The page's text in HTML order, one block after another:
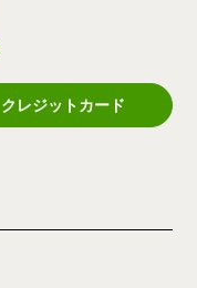
クレジットカード